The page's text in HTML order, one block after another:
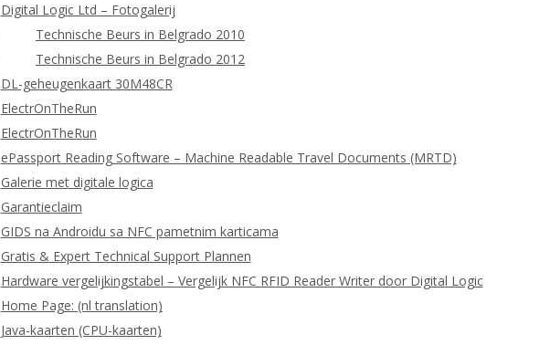
Digital Logic Ltd – Fotogalerij
Technische Beurs in Belgrado 2010
Technische Beurs in Belgrado 2012
DL-geheugenkaart 30M48CR
ElectrOnTheRun
ElectrOnTheRun
ePassport Reading Software – Machine Readable Travel Documents (MRTD)
Galerie met digitale logica
Garantieclaim
GIDS na Androidu sa NFC pametnim karticama
Gratis & Expert Technical Support Plannen
Hardware vergelijkingstabel – Vergelijk NFC RFID Reader Writer door Digital Logic
Home Page: (nl translation)
Java-kaarten (CPU-kaarten)